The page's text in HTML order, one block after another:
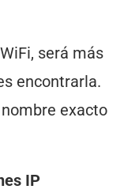
será más
encontrarla.
exacto
IP